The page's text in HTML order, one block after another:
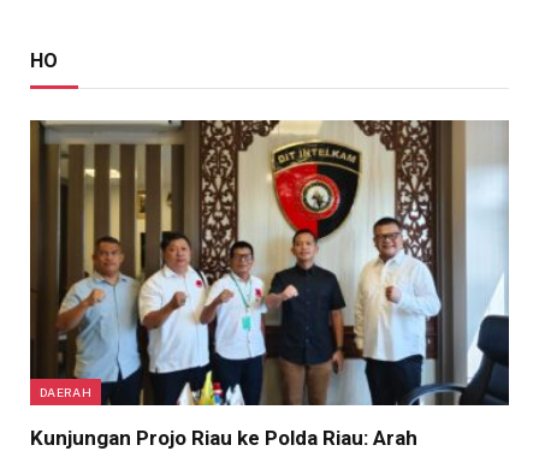
HO
DAERAH
Kunjungan Projo Riau ke Polda Riau: Arah